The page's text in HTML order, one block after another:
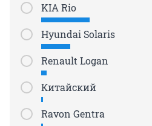
KIA Rio
Hyundai Solaris
Renault Logan
Китайский
Ravon Gentra